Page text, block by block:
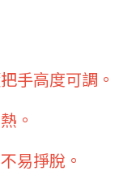
手高度可調。
。
易掙脫。